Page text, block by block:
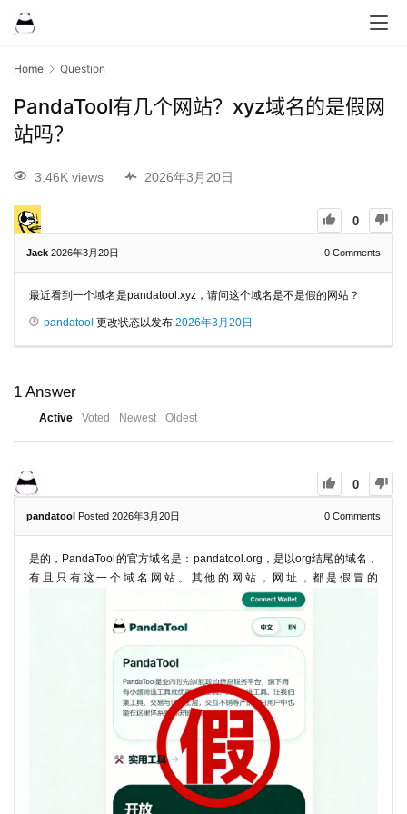
Home Question
PandaTool有几个网站？xyz域名的是假网
站吗？
3.46K views 2026年3月20日
0
Jack 2026年3月20日 0 Comments
最近看到一个域名是pandatool.xyz，请问这个域名是不是假的网站？
pandatool 更改状态以发布 2026年3月20日
1 Answer
Active Voted Newest Oldest
0
pandatool Posted 2026年3月20日 0 Comments
是的，PandaTool的官方域名是：pandatool.org，是以org结尾的域名，
有且只有这一个域名网站。其他的网站，网址，都是假冒的